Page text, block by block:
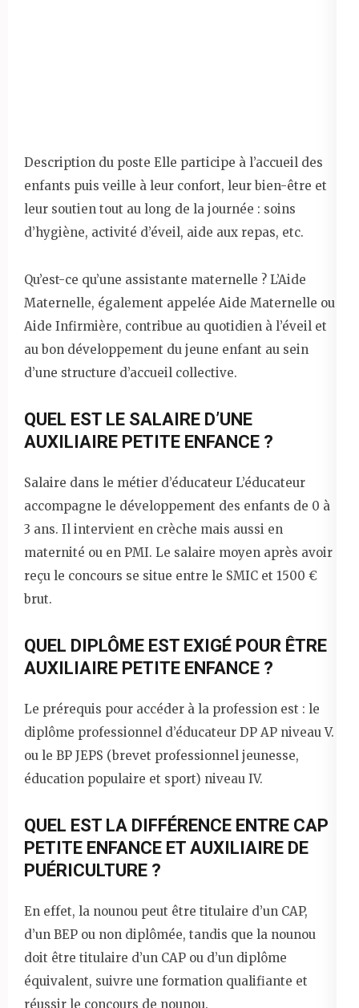
Description du poste Elle participe à l’accueil des
enfants puis veille à leur confort, leur bien-être et
leur soutien tout au long de la journée : soins
d’hygiène, activité d’éveil, aide aux repas, etc.
Qu’est-ce qu’une assistante maternelle ? L’Aide
Maternelle, également appelée Aide Maternelle ou
Aide Infirmière, contribue au quotidien à l’éveil et
au bon développement du jeune enfant au sein
d’une structure d’accueil collective.
QUEL EST LE SALAIRE D’UNE
AUXILIAIRE PETITE ENFANCE ?
Salaire dans le métier d’éducateur L’éducateur
accompagne le développement des enfants de 0 à
3 ans. Il intervient en crèche mais aussi en
maternité ou en PMI. Le salaire moyen après avoir
reçu le concours se situe entre le SMIC et 1500 €
brut.
QUEL DIPLÔME EST EXIGÉ POUR ÊTRE
AUXILIAIRE PETITE ENFANCE ?
Le prérequis pour accéder à la profession est : le
diplôme professionnel d’éducateur DP AP niveau V.
ou le BP JEPS (brevet professionnel jeunesse,
éducation populaire et sport) niveau IV.
QUEL EST LA DIFFÉRENCE ENTRE CAP
PETITE ENFANCE ET AUXILIAIRE DE
PUÉRICULTURE ?
En effet, la nounou peut être titulaire d’un CAP,
d’un BEP ou non diplômée, tandis que la nounou
doit être titulaire d’un CAP ou d’un diplôme
équivalent, suivre une formation qualifiante et
réussir le concours de nounou.